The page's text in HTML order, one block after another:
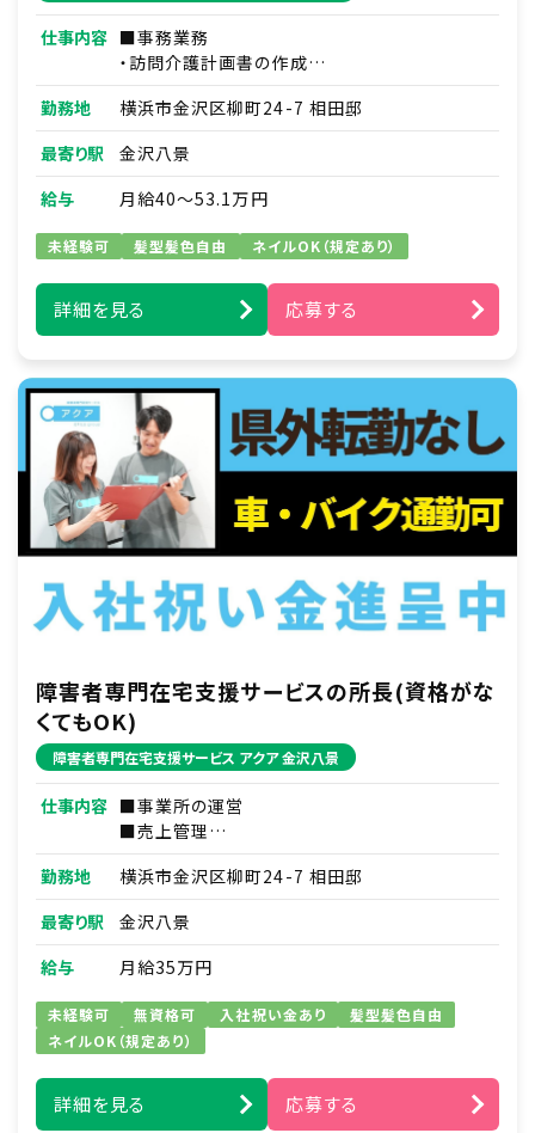
仕事内容 ■事務業務
・訪問介護計画書の作成
・介護、看護の提携先との調整
・研修資料作成
■訪問介護実務
・新規利用者支援プラン作成と職員への指導
・家事支援：日用品の買い物代行・薬の受け取り
の代行など
・移動支援：通勤通学の送り迎え・サークル活動
や趣味への同伴など
例）ズーラシア見学／アイドルショップへの買い
物同行／アイドルコンサートへの同伴
え、洗顔、など
※直行直帰
勤務地
横浜市金沢区柳町24-7 相田邸
最寄り駅
金沢八景
給与
月給40～53.1万円
未経験可 髪型髪色自由 ネイルOK（規定あり）
詳細を見る 応募する
障害者専門在宅支援サービスの所長(資格がな
くてもOK)
障害者専門在宅支援サービス アクア 金沢八景
仕事内容 ■事業所の運営
■売上管理
■人材育成／スタッフマネジメント
■事務作業（シフト作成等）
■利用者さま本人やご家族さまとの連絡・調整
■訪問介護実務
※家事支援・移動支援・身体介護支援
※バイク移動
勤務地
横浜市金沢区柳町24-7 相田邸
最寄り駅
金沢八景
給与
月給35万円
未経験可 無資格可 入社祝い金あり
髪型髪色自由
ネイルOK（規定あり）
詳細を見る 応募する